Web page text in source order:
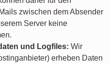
zwischen dem Absender
Server keine
und Logfiles: Wir
erheben Daten